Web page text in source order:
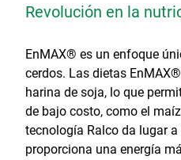
Revolución en la
EnMAX® es un enfoque
cerdos. Las dietas
harina de soja, lo que
de bajo costo, como el
tecnología Ralco da lugar
proporciona una energía